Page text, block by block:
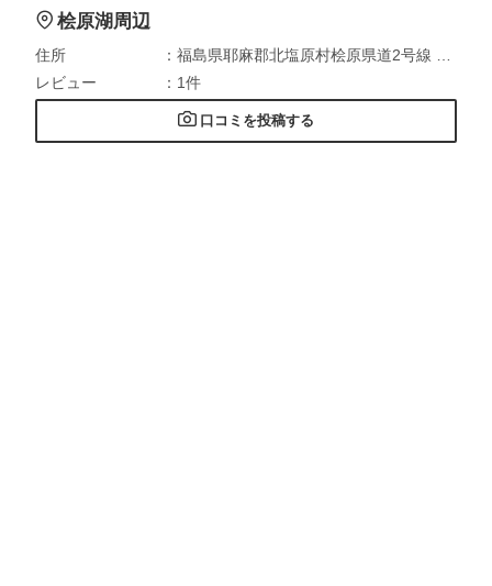
桧原湖周辺
住所
：福島県耶麻郡北塩原村桧原県道2号線 白布峠東鉢七曲
レビュー
：1件
口コミを投稿する